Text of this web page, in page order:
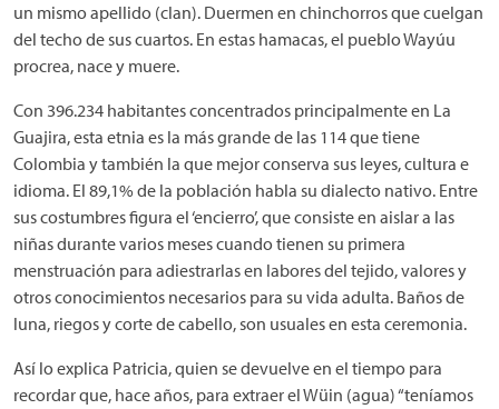
un mismo apellido (clan). Duermen en chinchorros que cuelgan
del techo de sus cuartos. En estas hamacas, el pueblo Wayúu
procrea, nace y muere.
Con 396.234 habitantes concentrados principalmente en La
Guajira, esta etnia es la más grande de las 114 que tiene
Colombia y también la que mejor conserva sus leyes, cultura e
idioma. El 89,1% de la población habla su dialecto nativo. Entre
sus costumbres figura el ‘encierro’, que consiste en aislar a las
niñas durante varios meses cuando tienen su primera
menstruación para adiestrarlas en labores del tejido, valores y
otros conocimientos necesarios para su vida adulta. Baños de
luna, riegos y corte de cabello, son usuales en esta ceremonia.
Así lo explica Patricia, quien se devuelve en el tiempo para
recordar que, hace años, para extraer el Wüin (agua) “teníamos